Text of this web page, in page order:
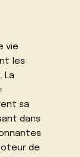
vie
les
La
sa
dans
de